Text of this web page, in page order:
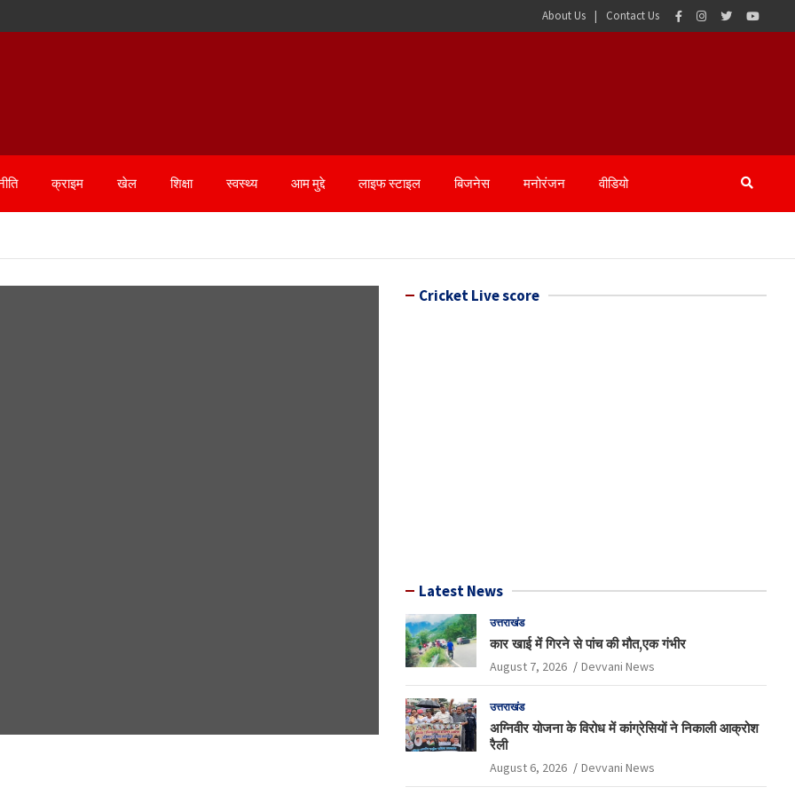
About Us Contact Us
क्राइम खेल शिक्षा स्वस्थ्य आम मुद्दे लाइफ स्टाइल बिजनेस मनोरंजन वीडियो
Cricket Live score
Latest News
उत्तराखंड
कार खाई में गिरने से पांच की मौत,एक गंभीर
August 7, 2026 Devvani News
उत्तराखंड
अग्निवीर योजना के विरोध में कांग्रेसियों ने निकाली आक्रोश
रैली
August 6, 2026 Devvani News